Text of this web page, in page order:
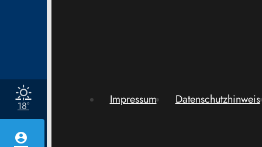
account_circle
18° Impressum Datenschutzhinweis